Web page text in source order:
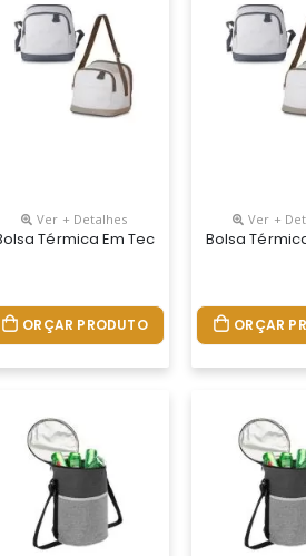
Claro Com Bolso Frontal , Argola
600d Na Tonalidade Cinza Claro
Ver + Detalhes
Térmica Em Tecido Poliéster 600d
ORÇAR PRODUTO
Ver +
Bolsa
ORÇAR